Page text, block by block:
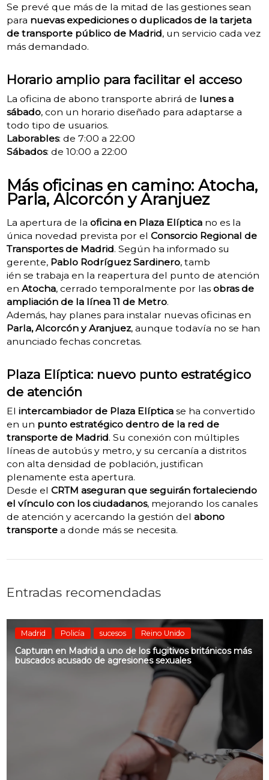
Se prevé que más de la mitad de las gestiones sean
para nuevas expediciones o duplicados de la tarjeta
de transporte público de Madrid, un servicio cada vez
más demandado.
Horario amplio para facilitar el acceso
La oficina de abono transporte abrirá de lunes a
sábado, con un horario diseñado para adaptarse a
todo tipo de usuarios.
Laborables: de 7:00 a 22:00
Sábados: de 10:00 a 22:00
Más oficinas en camino: Atocha,
Parla, Alcorcón y Aranjuez
La apertura de la oficina en Plaza Elípticano es la
única novedad prevista por el Consorcio Regional de
Transportes de Madrid. Según ha informado su
gerente, Pablo Rodríguez Sardinero, tamb
ién se trabaja en la reapertura del punto de atención
en Atocha, cerrado temporalmente por las obras de
ampliación de la línea 11 de Metro.
Además, hay planes para instalar nuevas oficinas en
Parla, Alcorcón y Aranjuez, aunque todavía no se han
anunciado fechas concretas.
Plaza Elíptica: nuevo punto estratégico
de atención
El intercambiador de Plaza Elípticase ha convertido
en un punto estratégico dentro de la red de
transporte de Madrid. Su conexión con múltiples
líneas de autobús y metro, y su cercanía a distritos
con alta densidad de población, justifican
plenamente esta apertura.
Desde el CRTM aseguran que seguirán fortaleciendo
el vínculo con los ciudadanos, mejorando los canales
de atención y acercando la gestión del abono
transportea donde más se necesita.
Entradas recomendadas
Madrid Policía sucesos Reino Unido
Capturan en Madrid a uno de los fugitivos británicos más
buscados acusado de agresiones sexuales